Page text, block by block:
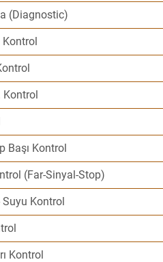
(Diagnostic)
Kontrol
Kontrol
Başı Kontrol
(Far-Sinyal-Stop)
Kontrol
Kontrol